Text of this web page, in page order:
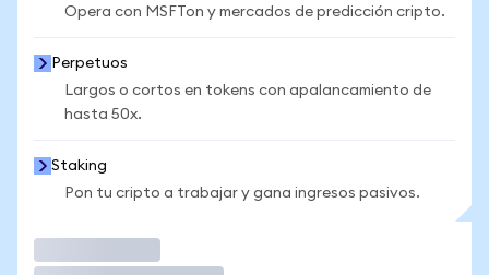
Opera con MSFTon y mercados de predicción cripto.
Perpetuos
Largos o cortos en tokens con apalancamiento de
hasta 50x.
Staking
Pon tu cripto a trabajar y gana ingresos pasivos.